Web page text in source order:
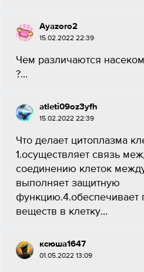
Ayazoro2
15.02.2022 22:39
Чем различаются
?...
atleti09oz3yfh
15.02.2022 22:39
Что делает цитоплазма
1.осуществляет связь
соединению клеток
выполняет защитную
функцию.4.обеспечивает
веществ в клетку...
ксюша1647
01.05.2022 13:09